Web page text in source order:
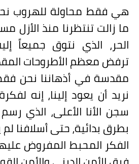
هي فقط محاولة للهروب
ما زالت تنتظرنا منذ الأزل
الحر، الذي نتوق جميعاً
ترفض معظم الأطروحات
مقدسة في أذهاننا نحن
نريد أن يعود إلينا، إنه
سجن الأنا الأعلى، الذي
بطرق بدائية، حتى أسلافنا
الفكر المحبط المفروض